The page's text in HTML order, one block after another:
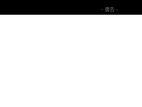
- 廣告 -